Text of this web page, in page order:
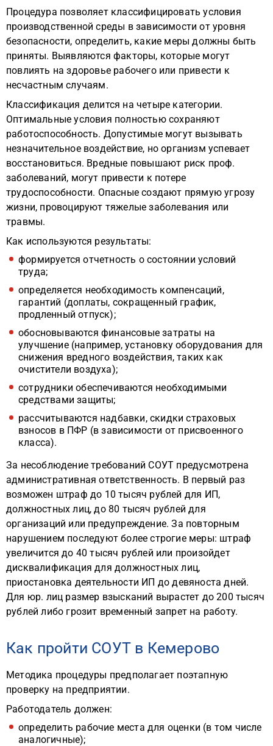
Процедура позволяет классифицировать условия
производственной среды в зависимости от уровня
безопасности, определить, какие меры должны быть
приняты. Выявляются факторы, которые могут
повлиять на здоровье рабочего или привести к
несчастным случаям.
Классификация делится на четыре категории.
Оптимальные условия полностью сохраняют
работоспособность. Допустимые могут вызывать
незначительное воздействие, но организм успевает
восстановиться. Вредные повышают риск проф.
заболеваний, могут привести к потере
трудоспособности. Опасные создают прямую угрозу
жизни, провоцируют тяжелые заболевания или
травмы.
Как используются результаты:
формируется отчетность о состоянии условий
труда;
определяется необходимость компенсаций,
гарантий (доплаты, сокращенный график,
продленный отпуск);
обосновываются финансовые затраты на
улучшение (например, установку оборудования для
снижения вредного воздействия, таких как
очистители воздуха);
сотрудники обеспечиваются необходимыми
средствами защиты;
рассчитываются надбавки, скидки страховых
взносов в ПФР (в зависимости от присвоенного
класса).
За несоблюдение требований СОУТ предусмотрена
административная ответственность. В первый раз
возможен штраф до 10 тысяч рублей для ИП,
должностных лиц, до 80 тысяч рублей для
организаций или предупреждение. За повторным
нарушением последуют более строгие меры: штраф
увеличится до 40 тысяч рублей или произойдет
дисквалификация для должностных лиц,
приостановка деятельности ИП до девяноста дней.
Для юр. лиц размер взысканий вырастет до 200 тысяч
рублей либо грозит временный запрет на работу.
Как пройти СОУТ в Кемерово
Методика процедуры предполагает поэтапную
проверку на предприятии.
Работодатель должен:
определить рабочие места для оценки (в том числе
аналогичные);